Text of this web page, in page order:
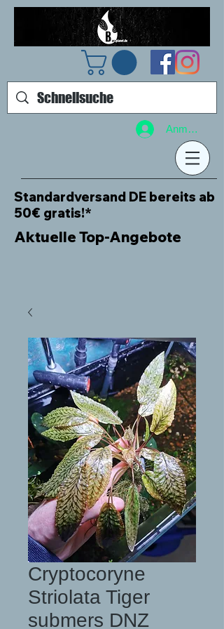
Anmelden
Standardversand DE bereits ab
50€ gratis!*
Aktuelle Top-Angebote
Cryptocoryne
Striolata Tiger
submers DNZ